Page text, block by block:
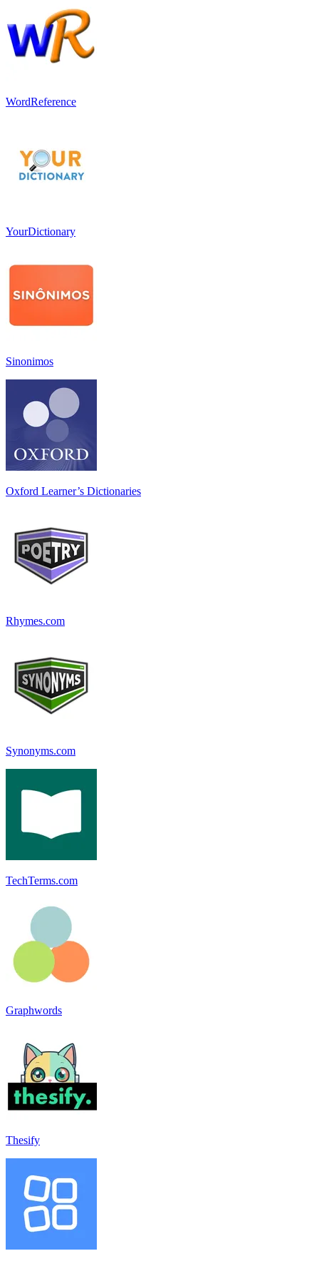
WordReference
YourDictionary
Sinonimos
Oxford Learner’s Dictionaries
Rhymes.com
Synonyms.com
TechTerms.com
Graphwords
Thesify